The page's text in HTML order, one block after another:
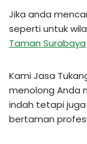
Jika anda
seperti untuk
Taman Surabaya
Kami Jasa
menolong Anda
indah tetapi juga
bertaman